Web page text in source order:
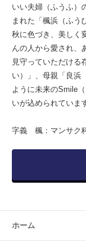
いい夫婦（ふうふ）
まれた「楓浜（ふう
秋に色づき、美しく
んの人から愛され、
見守っていただける
い）」、母親「良浜
ように未来のSmile
いが込められていま
字義 楓：マンサク
ホーム